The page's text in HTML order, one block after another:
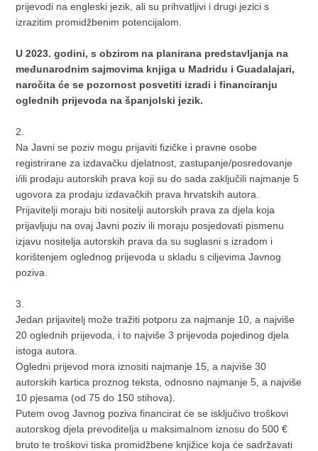
prijevodi na engleski jezik, ali su prihvatljivi i drugi jezici s
izrazitim promidžbenim potencijalom.
U 2023. godini, s obzirom na planirana predstavljanja na
međunarodnim sajmovima knjiga u Madridu i Guadalajari,
naročita će se pozornost posvetiti izradi i financiranju
oglednih prijevoda na španjolski jezik.
2.
Na Javni se poziv mogu prijaviti fizičke i pravne osobe
registrirane za izdavačku djelatnost, zastupanje/posredovanje
i/ili prodaju autorskih prava koji su do sada zaključili najmanje 5
ugovora za prodaju izdavačkih prava hrvatskih autora.
Prijavitelji moraju biti nositelji autorskih prava za djela koja
prijavljuju na ovaj Javni poziv ili moraju posjedovati pismenu
izjavu nositelja autorskih prava da su suglasni s izradom i
korištenjem oglednog prijevoda u skladu s ciljevima Javnog
poziva.
3.
Jedan prijavitelj može tražiti potporu za najmanje 10, a najviše
20 oglednih prijevoda, i to najviše 3 prijevoda pojedinog djela
istoga autora.
Ogledni prijevod mora iznositi najmanje 15, a najviše 30
autorskih kartica proznog teksta, odnosno najmanje 5, a najviše
10 pjesama (od 75 do 150 stihova).
Putem ovog Javnog poziva financirat će se isključivo troškovi
autorskog djela prevoditelja u maksimalnom iznosu do 500 €
bruto te troškovi tiska promidžbene knjižice koja će sadržavati